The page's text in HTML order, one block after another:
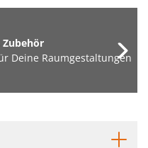
Deine Raumgestaltungen